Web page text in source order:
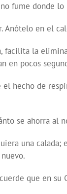
fume donde
en el
facilita la
en pocos
hecho de
se ahorra al
una
que en su